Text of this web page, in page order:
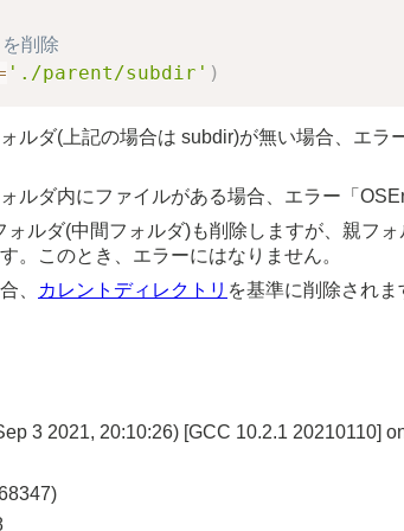
削除
'./parent/subdir' )
ルダ(上記の場合は subdir)が無い場合、エラ
ルダ内にファイルがある場合、エラー「
ォルダ(中間フォルダ)も削除しますが、親フ
。このとき、エラーにはなりません。
、
カレントディレクトリ を基準に削除されま
3 2021, 20:10:26) [GCC 10.2.1 20210110]